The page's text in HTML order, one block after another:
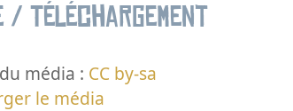
/ Téléchargement
média : CC by-sa
le média